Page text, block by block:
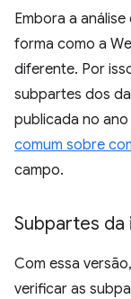
Embora a
forma como a
diferente. Por
subpartes dos
publicada no
comum sobre
campo.
Subpartes da
Com essa
verificar as